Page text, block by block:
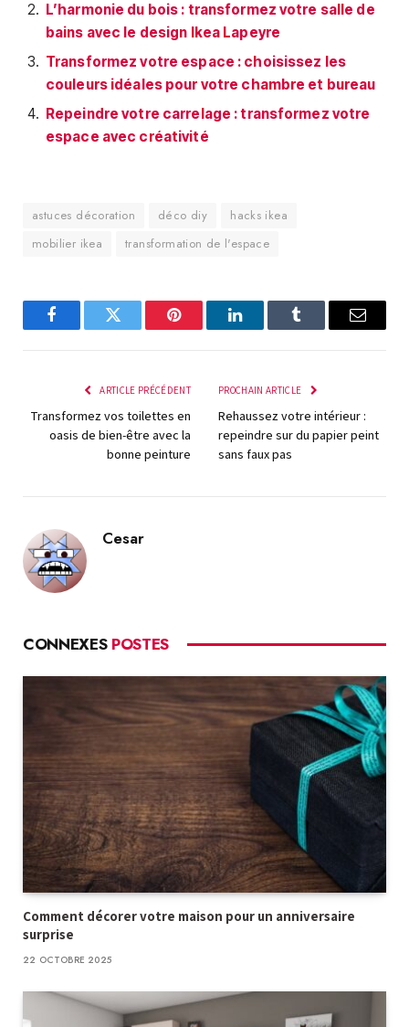
L’harmonie du bois : transformez votre salle de
bains avec le design Ikea Lapeyre
Transformez votre espace : choisissez les
couleurs idéales pour votre chambre et bureau
Repeindre votre carrelage : transformez votre
espace avec créativité
astuces décoration déco diy
hacks ikea
mobilier ikea
transformation de l'espace
FacebookTwitter Pinterest LinkedInTumblr
E-
ARTICLE PRÉCÉDENT
Transformez vos toilettes en
oasis de bien-être avec la
bonne peinture
PROCHAIN ARTICLE
Rehaussez votre intérieur :
repeindre sur du papier peint
sans faux pas
Cesar
CONNEXES POSTES
Comment décorer votre maison pour un anniversaire
surprise
22 OCTOBRE 2025